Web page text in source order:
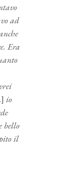
ad
Era
io
bello
il